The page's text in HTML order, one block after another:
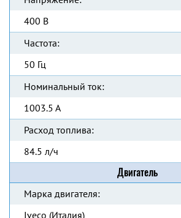
400 В
Частота:
50 Гц
Номинальный ток:
1003.5 А
Расход топлива:
84.5 л/ч
Двигатель
Марка двигателя:
Iveco (Италия)